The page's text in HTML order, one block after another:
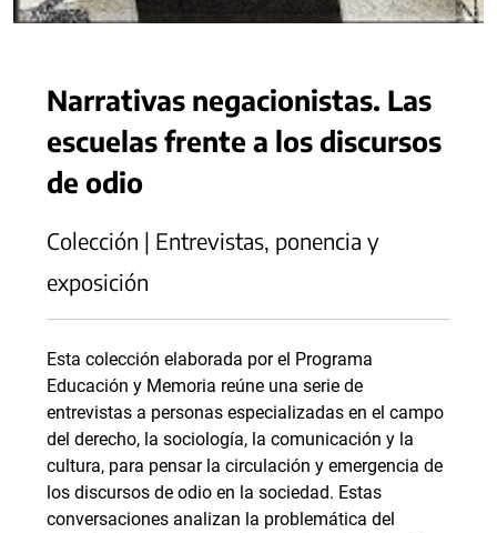
Narrativas negacionistas. Las
escuelas frente a los discursos
de odio
Colección | Entrevistas, ponencia y
exposición
Esta colección elaborada por el Programa
Educación y Memoria reúne una serie de
entrevistas a personas especializadas en el campo
del derecho, la sociología, la comunicación y la
cultura, para pensar la circulación y emergencia de
los discursos de odio en la sociedad. Estas
conversaciones analizan la problemática del